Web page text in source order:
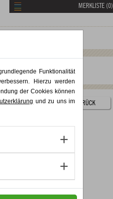
MERKLISTE (0)
ZURÜCK
Funktionalität
Hierzu werden
der Cookies können
und zu uns im